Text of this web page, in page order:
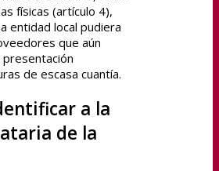
físicas (artículo 4),
entidad local pudiera
que aún
de escasa cuantía.
a la
de la